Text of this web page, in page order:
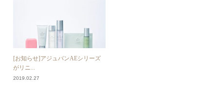
[お知らせ]アジュバンAEシリーズ
がリニ...
2019.02.27